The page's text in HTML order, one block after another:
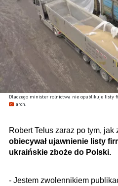
Dlaczego minister rolnictwa nie opublikuje listy
arch.
Robert Telus zaraz po tym, jak
obiecywał ujawnienie listy
ukraińskie zboże do Polski.
- Jestem zwolennikiem